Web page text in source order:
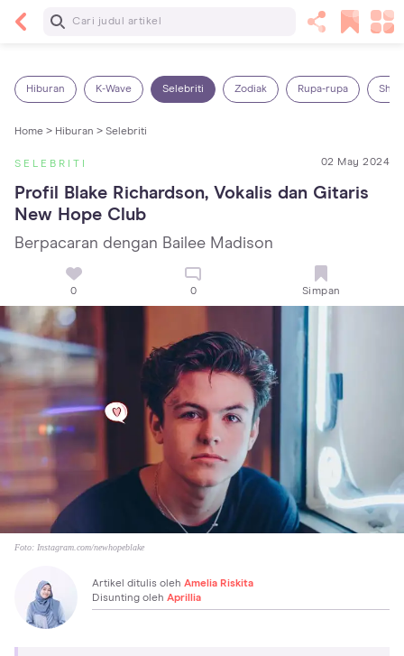
Baca Selanjutnya
Hiburan K-Wave Selebriti Zodiak Rupa-rupa
Home > Hiburan > Selebriti
SELEBRITI 02 May 2024
Profil Blake Richardson, Vokalis dan Gitaris
New Hope Club
Berpacaran dengan Bailee Madison
0 0 Simpan
Foto: Instagram.com/newhopeblake
Artikel ditulis oleh Amelia Riskita
Disunting oleh Aprillia